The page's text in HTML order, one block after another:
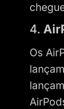
4.
Os